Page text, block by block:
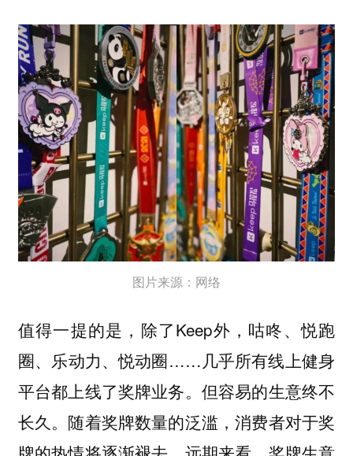
图片来源：网络
值得一提的是，除了Keep外，咕咚、悦跑
圈、乐动力、悦动圈……几乎所有线上健身
平台都上线了奖牌业务。但容易的生意终不
长久。随着奖牌数量的泛滥，消费者对于奖